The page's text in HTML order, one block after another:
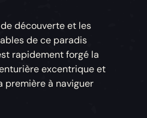
découverte et les
de ce paradis
rapidement forgé la
excentrique et
première à naviguer